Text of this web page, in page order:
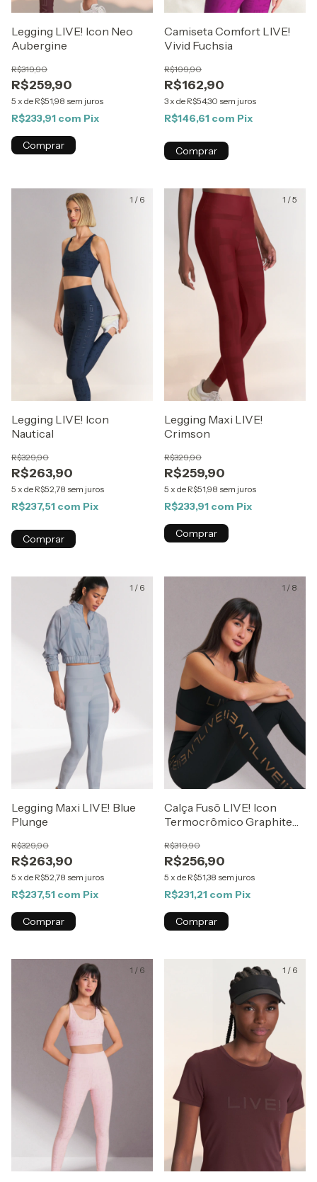
Legging LIVE! Icon Neo
Aubergine
R$259,90
R$319,90
5 x de R$51,98 sem juros
R$233,91 com Pix
Comprar
Camiseta Comfort LIVE!
Vivid Fuchsia
R$162,90
R$199,90
3x de R$54,30 sem juros
R$146,61 com Pix
Comprar
1 / 6
Legging LIVE! Icon
Nautical
R$263,90
R$329,90
5 x de R$52,78 sem juros
R$237,51 com Pix
Comprar
1 /5
Legging Maxi LIVE!
Crimson
R$259,90
R$329,90
5 x de R$51,98 sem juros
R$233,91 com Pix
Comprar
1 / 6
Legging Maxi LIVE! Blue
Plunge
R$263,90
R$329,90
5 x de R$52,78 sem juros
R$237,51 com Pix
Comprar
1 / 8
Calça Fusô LIVE! Icon
Termocrômico Graphite
R$256,90
R$319,90
5 x de R$51,38 sem juros
R$231,21 com Pix
Comprar
1 / 6 1 / 6